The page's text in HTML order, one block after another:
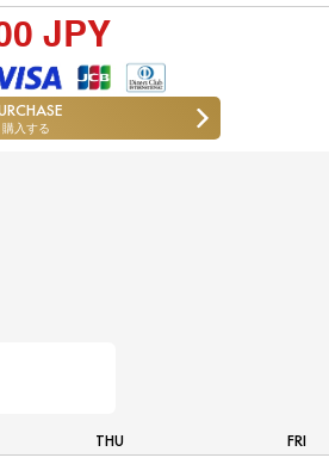
JPY
購入する
THU FRI